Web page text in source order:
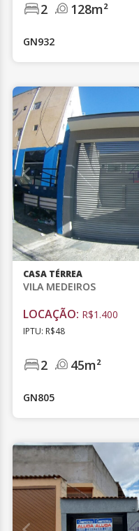
2 128m²
GN932
CASA TÉRREA
VILA MEDEIROS
LOCAÇÃO: R$1.400
IPTU: R$48
2 45m²
GN805